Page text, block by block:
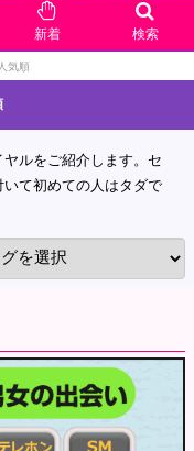
新着 検索
気順
ルをご紹介します。セ
て初めての人はタダで